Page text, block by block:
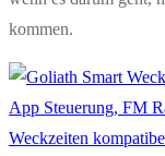
kommen.